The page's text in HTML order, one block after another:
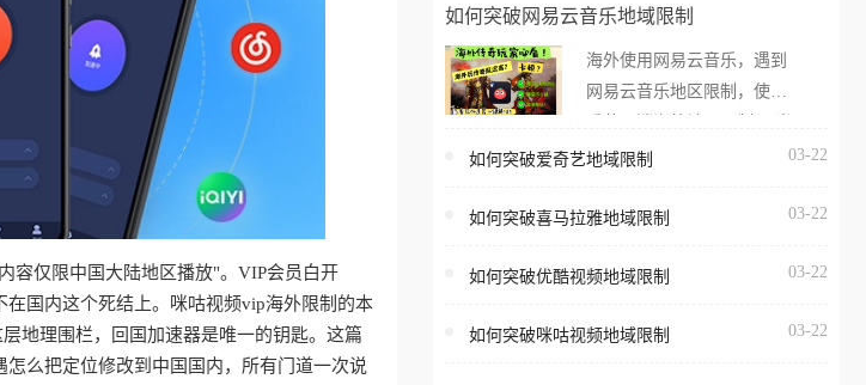
容仅限中国大陆地区播放"。VIP会员白开
国内这个死结上。咪咕视频vip海外限制的本
地理围栏，回国加速器是唯一的钥匙。这篇
么把定位修改到中国国内，所有门道一次说
外打开腾讯视频，却突然弹
地区无法播放”的提示语。
海外用户如香港、澳门、台
亚、欧洲等国家和地区时，
台一样，出现地区及版权限
地区播放。 遇到这个问题的
如何突破网易云音乐地域限制
海外使用网易云音乐，遇到
网易云音乐地区限制，使用
在海外打开网易云音乐，却
所在的地区无法播放”的提示
门、台湾、美国、加拿大、
区时，网易云音乐也会像其
如何突破爱奇艺地域限制 03-22
如何突破喜马拉雅地域限制 03-22
如何突破优酷视频地域限制 03-22
如何突破咪咕视频地域限制 03-22